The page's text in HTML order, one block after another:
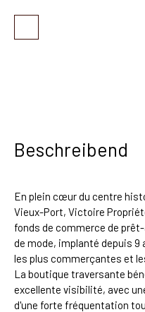
Beschreibend
En plein cœur du centre
Vieux-Port, Victoire
fonds de commerce de
de mode, implanté depuis 9
les plus commerçantes et
La boutique traversante
excellente visibilité, avec
d'une forte fréquentation